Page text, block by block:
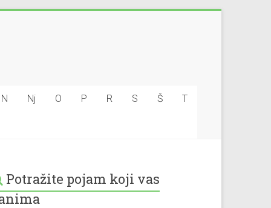
N Nj O P R S Š T
Potražite pojam koji vas